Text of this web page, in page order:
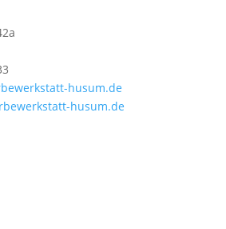
husum.de
husum.de